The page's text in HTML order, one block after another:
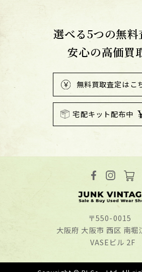
選べる5つの無料
安心の高価買
無料買取査定はこ
宅配キット配布中
〒550-0015
⼤阪府 ⼤阪市 ⻄区 南
VASEビル 2F